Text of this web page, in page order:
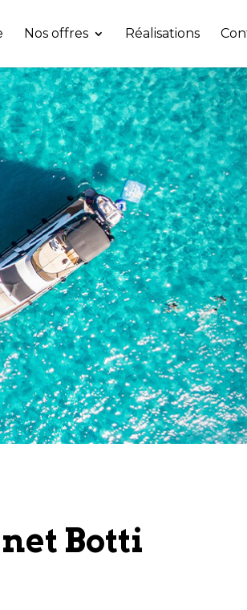
Nos offres Réalisations
Botti